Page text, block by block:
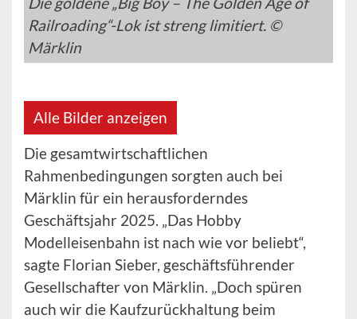
Railroading“-Lok ist streng limitiert. ©
Märklin
Alle Bilder anzeigen
Die gesamtwirtschaftlichen
Rahmenbedingungen sorgten auch bei
Märklin für ein herausforderndes
Geschäftsjahr 2025. „Das Hobby
Modelleisenbahn ist nach wie vor beliebt“,
sagte Florian Sieber, geschäftsführender
Gesellschafter von Märklin. „Doch spüren
auch wir die Kaufzurückhaltung beim